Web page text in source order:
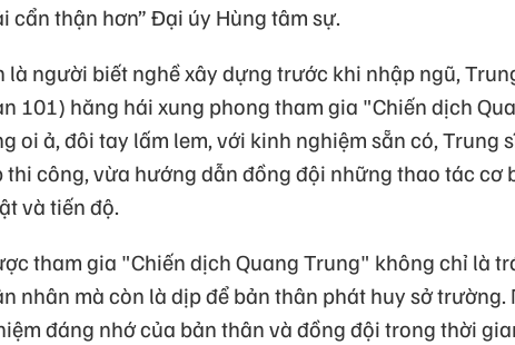
cẩn thận hơn” Đại úy Hùng tâm sự.
là người biết nghề xây dựng trước khi nhập ngũ,
101) hăng hái xung phong tham gia "Chiến dịch
oi ả, đôi tay lấm lem, với kinh nghiệm sẵn có, Trung
thi công, vừa hướng dẫn đồng đội những thao tác cơ
và tiến độ.
tham gia "Chiến dịch Quang Trung" không chỉ là
nhân mà còn là dịp để bản thân phát huy sở trường.
đáng nhớ của bản thân và đồng đội trong thời